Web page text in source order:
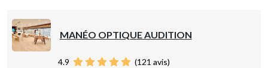
MANÉO OPTIQUE AUDITION
4.9 (121 avis)